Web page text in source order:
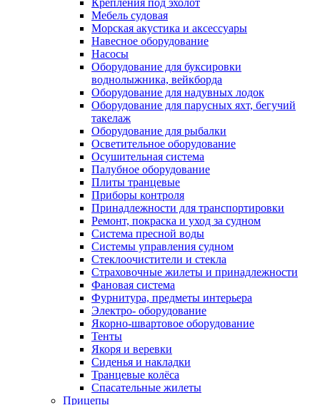
Крепления под эхолот
Мебель судовая
Морская акустика и аксессуары
Навесное оборудование
Насосы
Оборудование для буксировки
воднолыжника, вейкборда
Оборудование для надувных лодок
Оборудование для парусных яхт, бегучий
такелаж
Оборудование для рыбалки
Осветительное оборудование
Осушительная система
Палубное оборудование
Плиты транцевые
Приборы контроля
Принадлежности для транспортировки
Ремонт, покраска и уход за судном
Система пресной воды
Системы управления судном
Стеклоочистители и стекла
Страховочные жилеты и принадлежности
Фановая система
Фурнитура, предметы интерьера
Электро- оборудование
Якорно-швартовое оборудование
Тенты
Якоря и веревки
Сиденья и накладки
Транцевые колёса
Спасательные жилеты
Прицепы